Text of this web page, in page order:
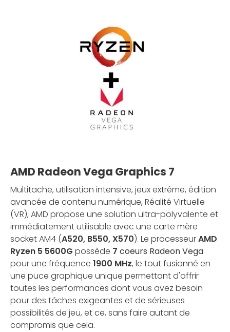
AMD Radeon Vega Graphics 7
Multitache, utilisation intensive, jeux extrême, édition
avancée de contenu numérique, Réalité Virtuelle
(VR), AMD propose une solution ultra-polyvalente et
immédiatement utilisable avec une carte mère
socket AM4 (A520, B550, X570). Le processeurAMD
Ryzen 5 5600G possède 7 coeurs Radeon Vega
pour une fréquence 1900 MHz, le tout fusionné en
une puce graphique unique permettant d'offrir
toutes les performances dont vous avez besoin
pour des tâches exigeantes et de sérieuses
possibilités de jeu, et ce, sans faire autant de
compromis que cela.